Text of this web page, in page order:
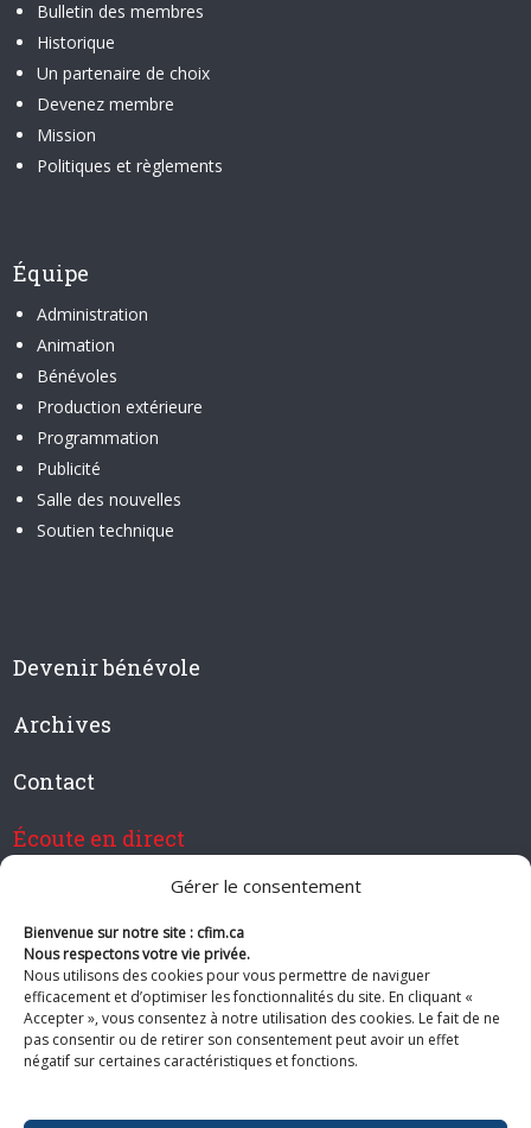
Gérer le consentement
Bienvenue sur notre site : cfim.ca
Nous respectons votre vie privée.
Nous utilisons des cookies pour vous permettre de naviguer
efficacement et d’optimiser les fonctionnalités du site. En cliquant «
Accepter », vous consentez à notre utilisation des cookies. Le fait de ne
pas consentir ou de retirer son consentement peut avoir un effet
négatif sur certaines caractéristiques et fonctions.
Bulletin des membres
Historique
Un partenaire de choix
Devenez membre
Mission
Politiques et règlements
Équipe
Administration
Animation
Bénévoles
Production extérieure
Programmation
Publicité
Salle des nouvelles
Soutien technique
Devenir bénévole
Archives
Contact
Écoute en direct
Devenir membre de CFIM
Suivez-nous